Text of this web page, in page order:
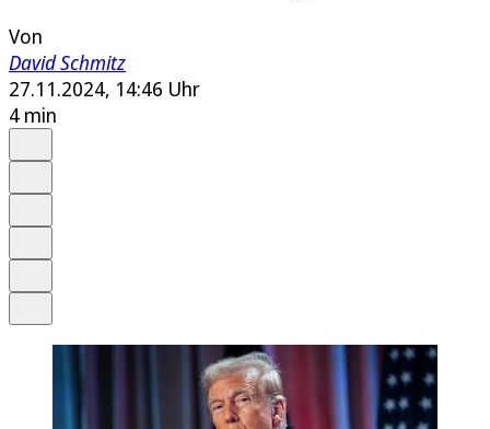
Von
David Schmitz
27.11.2024, 14:46 Uhr
4 min